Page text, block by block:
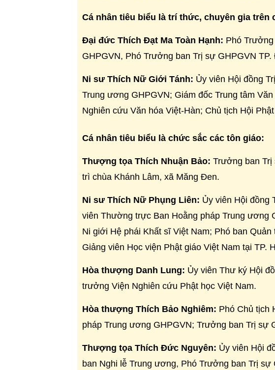
Cá nhân tiêu biểu là trí thức, chuyên gia trên
Đại đức Thích Đạt Ma Toàn Hạnh: Phó
GHPGVN, Phó Trưởng ban Trị sự GHPGVN TP.
Ni sư Thích Nữ Giới Tánh: Ủy viên Hội đồng
Trung ương GHPGVN; Giám đốc Trung tâm
Nghiên cứu Văn hóa Việt-Hàn; Chủ tịch Hội
Cá nhân tiêu biểu là chức sắc các tôn giáo:
Thượng tọa Thích Nhuận Bảo: Trưởng ban Trị
trì chùa Khánh Lâm, xã Măng Đen.
Ni sư Thích Nữ Phụng Liên: Ủy viên Hội đồng
viên Thường trực Ban Hoằng pháp Trung ương
Ni giới Hệ phái Khất sĩ Việt Nam; Phó ban
Giảng viên Học viện Phật giáo Việt Nam tại TP.
Hòa thượng Danh Lung: Ủy viên Thư ký Hội
trưởng Viện Nghiên cứu Phật học Việt Nam.
Hòa thượng Thích Bảo Nghiêm: Phó Chủ tịch
pháp Trung ương GHPGVN; Trưởng ban Trị sự
Thượng tọa Thích Đức Nguyên: Ủy viên Hội
ban Nghi lễ Trung ương, Phó Trưởng ban Trị sự